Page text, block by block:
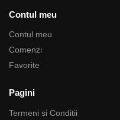
Contul meu
Contul meu
Comenzi
Favorite
Pagini
Termeni si Conditii